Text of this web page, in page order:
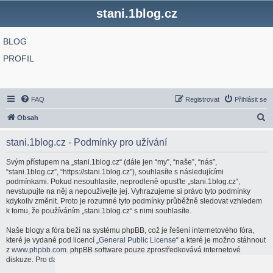
stani.1blog.cz
BLOG
PROFIL
FAQ Přihlásit se
Registrovat
Obsah
stani.1blog.cz - Podmínky pro užívání
Svým přístupem na „stani.1blog.cz“ (dále jen “my”, “naše”, “nás”,
“stani.1blog.cz”, “https://stani.1blog.cz”), souhlasíte s následujícími
podmínkami. Pokud nesouhlasíte, neprodleně opusťte „stani.1blog.cz“,
nevstupujte na něj a nepoužívejte jej. Vyhrazujeme si právo tyto podmínky
kdykoliv změnit. Proto je rozumné tyto podmínky průběžně sledovat vzhledem
k tomu, že používáním „stani.1blog.cz“ s nimi souhlasíte.
Naše blogy a fóra beží na systému phpBB, což je řešení internetového fóra,
které je vydané pod licencí „General Public License“ a které je možno stáhnout
z www.phpbb.com. phpBB software pouze zprostředkovává internetové
diskuze. Pro další informace o phpBB navštivte: